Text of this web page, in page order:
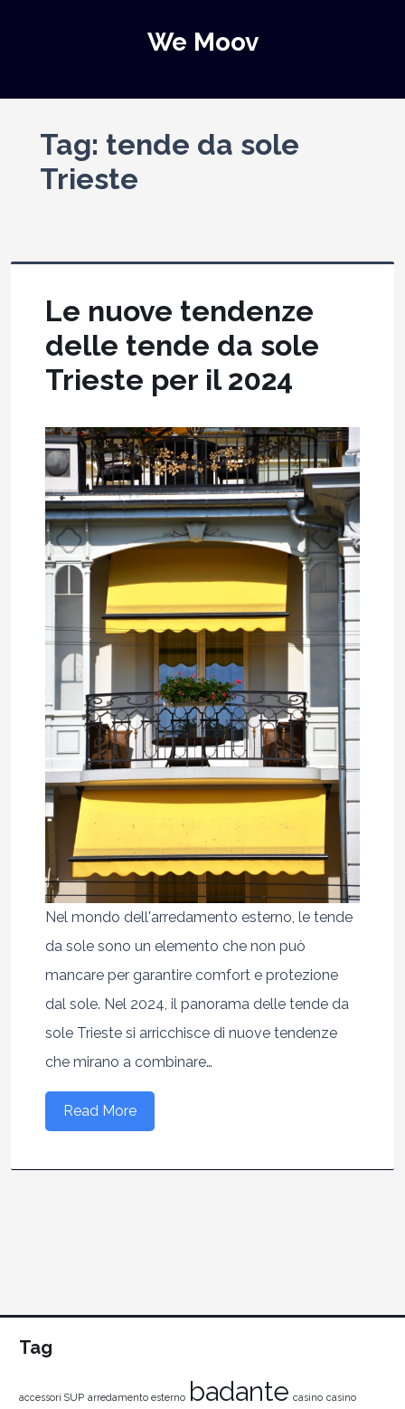
We Moov
Tag: tende da sole
Trieste
Le nuove tendenze
delle tende da sole
Trieste per il 2024
Nel mondo dell'arredamento esterno, le tende
da sole sono un elemento che non può
mancare per garantire comfort e protezione
dal sole. Nel 2024, il panorama delle tende da
sole Trieste si arricchisce di nuove tendenze
che mirano a combinare…
Read More
Tag
accessori SUP arredamento esterno badante casino casino